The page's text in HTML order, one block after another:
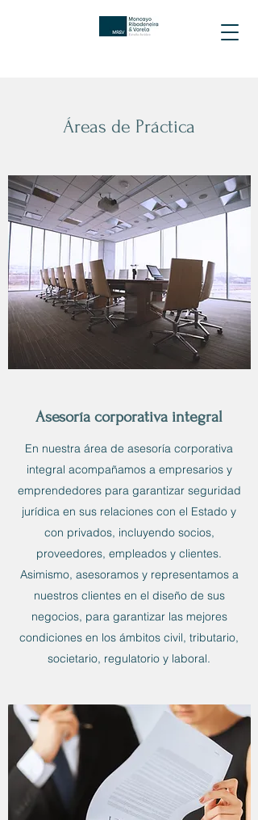
Áreas de Práctica
Asesoría corporativa integral
En nuestra área de asesoría corporativa
integral acompañamos a empresarios y
emprendedores para garantizar seguridad
jurídica en sus relaciones con el Estado y
con privados, incluyendo socios,
proveedores, empleados y clientes.
Asimismo, asesoramos y representamos a
nuestros clientes en el diseño de sus
negocios, para garantizar las mejores
condiciones en los ámbitos civil, tributario,
societario, regulatorio y laboral.